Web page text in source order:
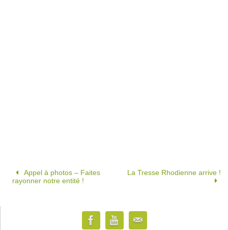
Appel à photos – Faites
rayonner notre entité !
La Tresse Rhodienne arrive !